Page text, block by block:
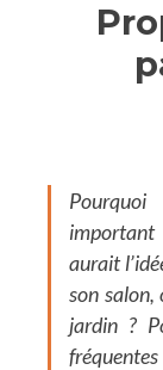
important
aurait
son salon,
jardin ?